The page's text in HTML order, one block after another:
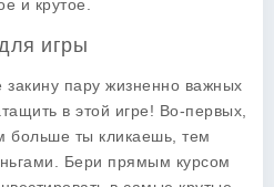
и крутое.
игры
пару жизненно важных
в этой игре! Во-первых,
больше ты кликаешь, тем
Бери прямым курсом